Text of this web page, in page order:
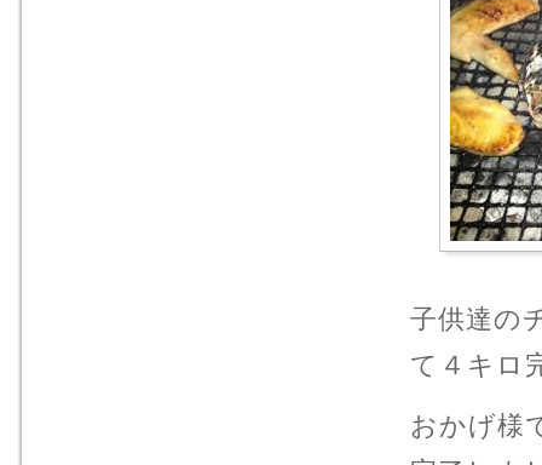
子供達の
て４キロ
おかげ様